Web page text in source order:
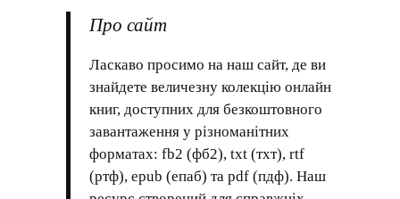
Про сайт
Ласкаво просимо на наш сайт, де ви
знайдете величезну колекцію онлайн
книг, доступних для безкоштовного
завантаження у різноманітних
форматах: fb2 (фб2), txt (тхт), rtf
(ртф), epub (епаб) та pdf (пдф). Наш